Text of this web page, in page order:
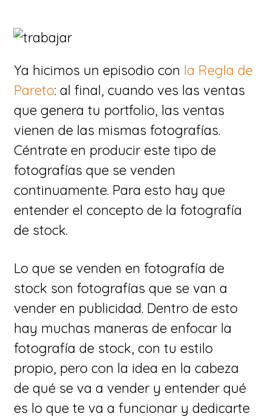
Ya hicimos un episodio con la Regla de
Pareto: al final, cuando ves las ventas
que genera tu portfolio, las ventas
vienen de las mismas fotografías.
Céntrate en producir este tipo de
fotografías que se venden
continuamente. Para esto hay que
entender el concepto de la fotografía
de stock.
Lo que se venden en fotografía de
stock son fotografías que se van a
vender en publicidad. Dentro de esto
hay muchas maneras de enfocar la
fotografía de stock, con tu estilo
propio, pero con la idea en la cabeza
de qué se va a vender y entender qué
es lo que te va a funcionar y dedicarte